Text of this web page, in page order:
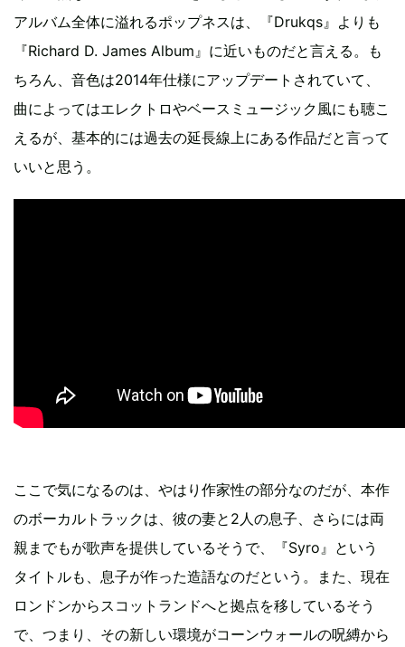
アルバム全体に溢れるポップネスは、『Drukqs』よりも
『Richard D. James Album』に近いものだと言える。も
ちろん、音色は2014年仕様にアップデートされていて、
曲によってはエレクトロやベースミュージック風にも聴こ
えるが、基本的には過去の延長線上にある作品だと言って
いいと思う。
ここで気になるのは、やはり作家性の部分なのだが、本作
のボーカルトラックは、彼の妻と2人の息子、さらには両
親までもが歌声を提供しているそうで、『Syro』という
タイトルも、息子が作った造語なのだという。また、現在
ロンドンからスコットランドへと拠点を移しているそう
で、つまり、その新しい環境がコーンウォールの呪縛から